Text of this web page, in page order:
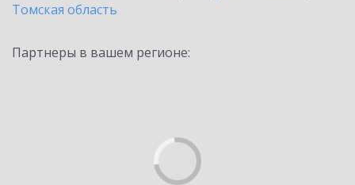
Томская область
Партнеры в вашем регионе: